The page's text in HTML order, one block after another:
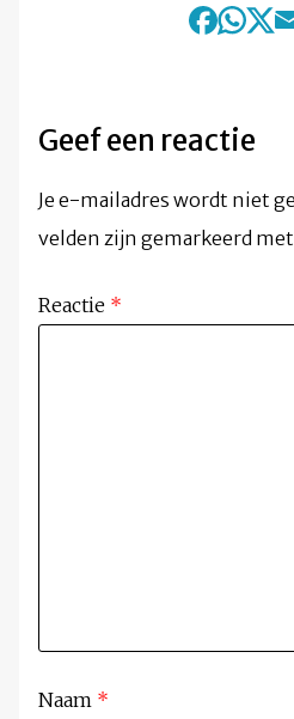
Geef een reactie
Je e-mailadres wordt niet
velden zijn gemarkeerd met
Reactie *
Naam *